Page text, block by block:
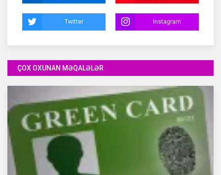
Twitter Instagram
ÇOX OXUNAN MƏQALƏLƏR